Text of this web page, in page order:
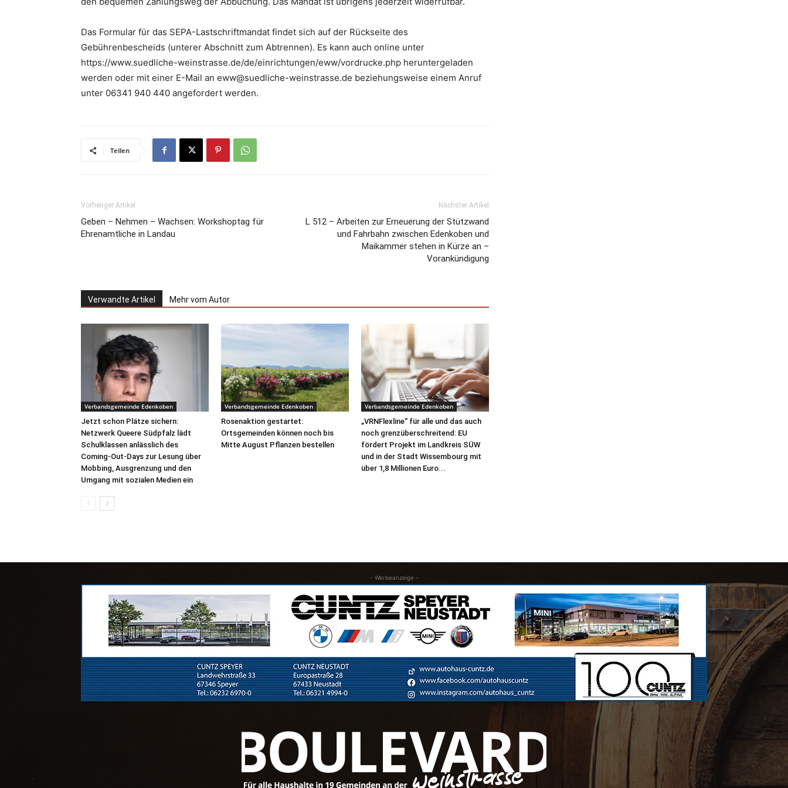
Das Formular für das SEPA-Lastschriftmandat findet sich auf der Rückseite des
Gebührenbescheids (unterer Abschnitt zum Abtrennen). Es kann auch online unter
https://www.suedliche-weinstrasse.de/de/einrichtungen/eww/vordrucke.php heruntergeladen
werden oder mit einer E-Mail an eww@suedliche-weinstrasse.de beziehungsweise einem Anruf
unter 06341 940 440 angefordert werden.
Teilen
Vorheriger Artikel
Geben – Nehmen – Wachsen: Workshoptag für
Ehrenamtliche in Landau
Nächster Artikel
L 512 – Arbeiten zur Erneuerung der Stützwand
und Fahrbahn zwischen Edenkoben und
Maikammer stehen in Kürze an –
Vorankündigung
Verwandte Artikel Mehr vom Autor
Verbandsgemeinde Edenkoben
Jetzt schon Plätze sichern:
Netzwerk Queere Südpfalz lädt
Schulklassen anlässlich des
Coming-Out-Days zur Lesung über
Mobbing, Ausgrenzung und den
Umgang mit sozialen Medien ein
Verbandsgemeinde Edenkoben
Rosenaktion gestartet:
Ortsgemeinden können noch bis
Mitte August Pflanzen bestellen
Verbandsgemeinde Edenkoben
„VRNFlexline“ für alle und das auch
noch grenzüberschreitend: EU
fördert Projekt im Landkreis SÜW
und in der Stadt Wissembourg mit
über 1,8 Millionen Euro...
- Werbeanzeige -